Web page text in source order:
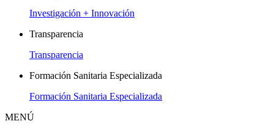
Investigación + Innovación
Transparencia
Transparencia
Formación Sanitaria Especializada
Formación Sanitaria Especializada
MENÚ